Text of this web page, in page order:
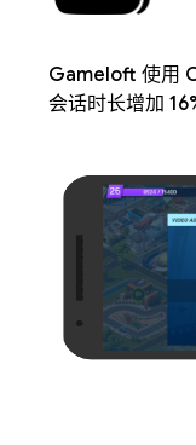
Gameloft 使用
会话时长增加